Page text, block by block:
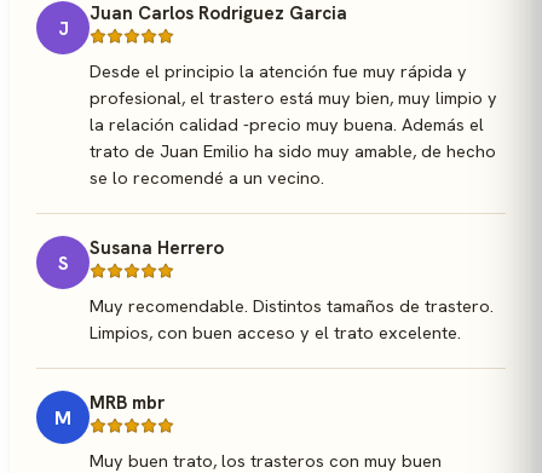
J
Juan Carlos Rodriguez Garcia
Desde el principio la atención fue muy rápida y
profesional, el trastero está muy bien, muy limpio y
la relación calidad -precio muy buena. Además el
trato de Juan Emilio ha sido muy amable, de hecho
se lo recomendé a un vecino.
S
Susana Herrero
Muy recomendable. Distintos tamaños de trastero.
Limpios, con buen acceso y el trato excelente.
M
MRB mbr
Muy buen trato, los trasteros con muy buen